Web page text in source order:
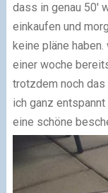
dass in genau 50'
einkaufen und
keine pläne
einer woche
trotzdem noch das
ich ganz entspannt
eine schöne